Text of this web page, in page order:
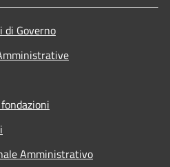
di Governo
Amministrativo